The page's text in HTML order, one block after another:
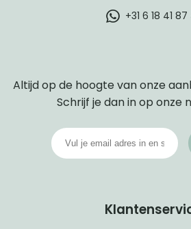
+31 6 18 41
Altijd op de hoogte van onze
Schrijf je dan in op onze